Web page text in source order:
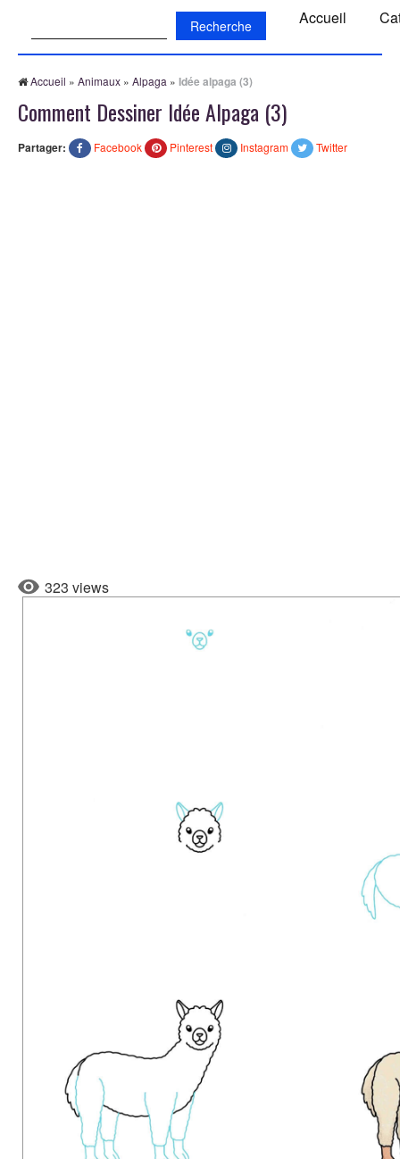
Accueil
Accueil » Animaux » Alpaga » Idée alpaga (3)
Comment Dessiner Idée Alpaga (3)
Partager: Facebook Pinterest Instagram Twitter
323 views